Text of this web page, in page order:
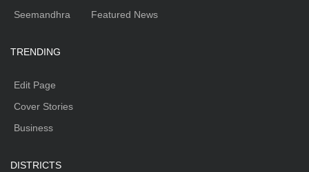
Seemandhra
Featured News
TRENDING
Edit Page
Cover Stories
Business
DISTRICTS